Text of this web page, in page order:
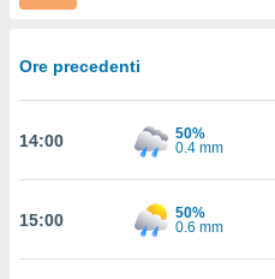
Ore precedenti
14:00
50%
0.4 mm
15:00
50%
0.6 mm